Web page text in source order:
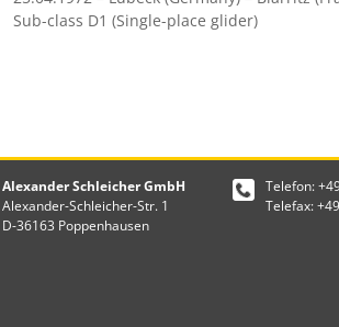
Sub-class D1 (Single-place glider)
Alexander Schleicher GmbH
Alexander-Schleicher-Str. 1
D-36163 Poppenhausen
Telefon:
Telefax: